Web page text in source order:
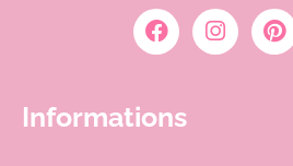
Informations